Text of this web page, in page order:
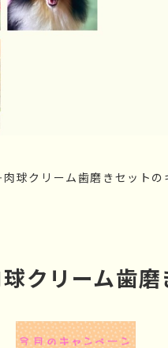
クリーム歯磨きセットの
リーム歯磨